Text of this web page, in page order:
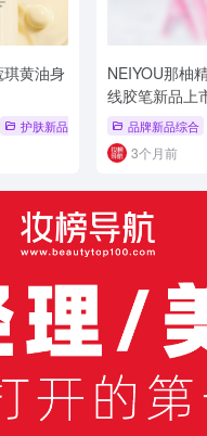
品 # 彩妆底妆新品
黄油身
护肤新品 # 新品上市 # 身体乳
NEIYOU那柚
线胶笔新品上
品牌新品综合
3个月前